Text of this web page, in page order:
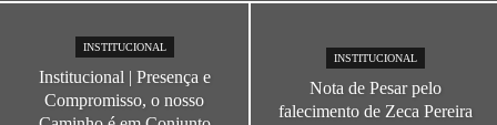
INSTITUCIONAL
Institucional | Presença e
Compromisso, o nosso
INSTITUCIONAL
Nota de Pesar pelo
falecimento de Zeca Pereira